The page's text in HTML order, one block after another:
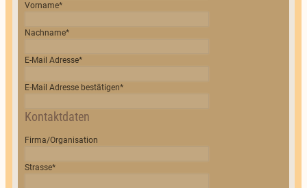
Vorname*
Nachname*
E-Mail Adresse*
E-Mail Adresse bestätigen*
Kontaktdaten
Firma/Organisation
Strasse*